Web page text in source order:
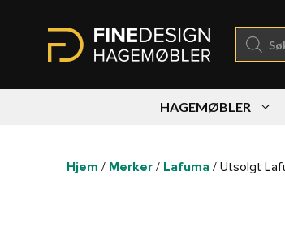
Products
search
HAGEMØBLER
Hjem / Merker / Lafuma / Utsolgt